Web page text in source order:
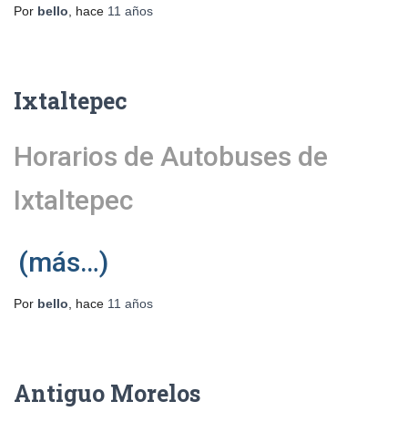
Por bello , hace 11 años
Ixtaltepec
Horarios de Autobuses de
Ixtaltepec
(más…)
Por bello , hace 11 años
Antiguo Morelos